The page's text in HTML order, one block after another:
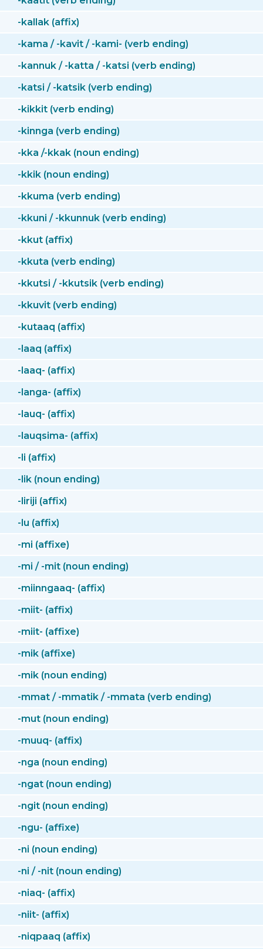
-kallak (affix)
-kama / -kavit / -kami- (verb ending)
-kannuk / -katta / -katsi (verb ending)
-katsi / -katsik (verb ending)
-kikkit (verb ending)
-kinnga (verb ending)
-kka /-kkak (noun ending)
-kkik (noun ending)
-kkuma (verb ending)
-kkuni / -kkunnuk (verb ending)
-kkut (affix)
-kkuta (verb ending)
-kkutsi / -kkutsik (verb ending)
-kkuvit (verb ending)
-kutaaq (affix)
-laaq (affix)
-laaq- (affix)
-langa- (affix)
-lauq- (affix)
-lauqsima- (affix)
-li (affix)
-lik (noun ending)
-liriji (affix)
-lu (affix)
-mi (affixe)
-mi / -mit (noun ending)
-miinngaaq- (affix)
-miit- (affix)
-miit- (affixe)
-mik (affixe)
-mik (noun ending)
-mmat / -mmatik / -mmata (verb ending)
-mut (noun ending)
-muuq- (affix)
-nga (noun ending)
-ngat (noun ending)
-ngit (noun ending)
-ngu- (affixe)
-ni (noun ending)
-ni / -nit (noun ending)
-niaq- (affix)
-niit- (affix)
-niqpaaq (affix)